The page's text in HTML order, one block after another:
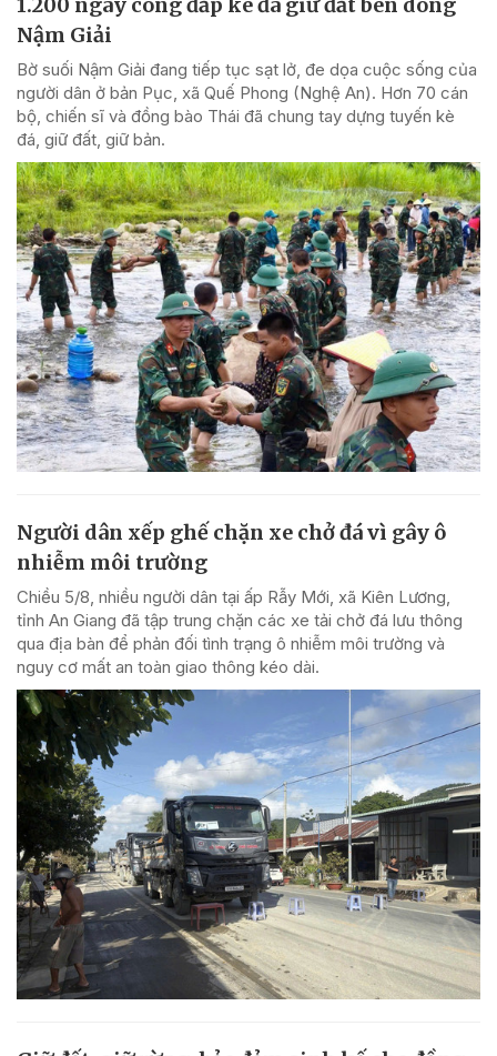
1.200 ngày công đắp kè đá giữ đất bên dòng
Nậm Giải
Bờ suối Nậm Giải đang tiếp tục sạt lở, đe dọa cuộc sống của
người dân ở bản Pục, xã Quế Phong (Nghệ An). Hơn 70 cán
bộ, chiến sĩ và đồng bào Thái đã chung tay dựng tuyến kè
đá, giữ đất, giữ bản.
Người dân xếp ghế chặn xe chở đá vì gây ô
nhiễm môi trường
Chiều 5/8, nhiều người dân tại ấp Rẫy Mới, xã Kiên Lương,
tỉnh An Giang đã tập trung chặn các xe tải chở đá lưu thông
qua địa bàn để phản đối tình trạng ô nhiễm môi trường và
nguy cơ mất an toàn giao thông kéo dài.